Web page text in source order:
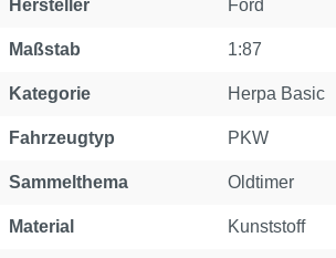
Hersteller Ford
Maßstab 1:87
Kategorie Herpa Basic
Fahrzeugtyp PKW
Sammelthema Oldtimer
Material Kunststoff